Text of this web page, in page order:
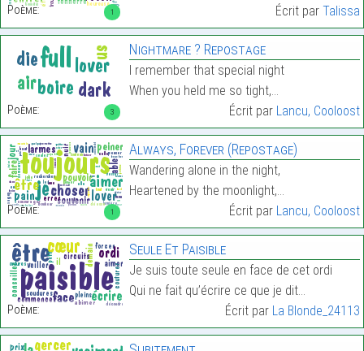
1
Poème:
Écrit par Talissa
3
Poème:
Nightmare ? Repostage
I remember that special night
When you held me so tight,…
Écrit par Lancu, Cooloost
1
Poème:
Always, Forever (Repostage)
Wandering alone in the night,
Heartened by the moonlight,…
Écrit par Lancu, Cooloost
Poème:
Seule Et Paisible
Je suis toute seule en face de cet ordi
Qui ne fait qu’écrire ce que je dit…
Écrit par La Blonde_24113